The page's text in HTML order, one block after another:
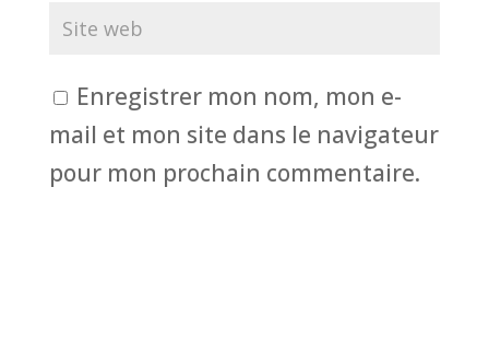
Enregistrer mon nom, mon e-
mail et mon site dans le navigateur
pour mon prochain commentaire.